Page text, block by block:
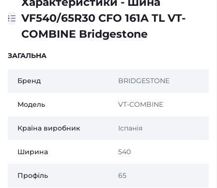
VF540/65R30 CFO 161A TL VT-
COMBINE Bridgestone
ЗАГАЛЬНА
Бренд BRIDGESTONE
Модель VT-COMBINE
Країна виробник Іспанія
Ширина 540
Профіль 65